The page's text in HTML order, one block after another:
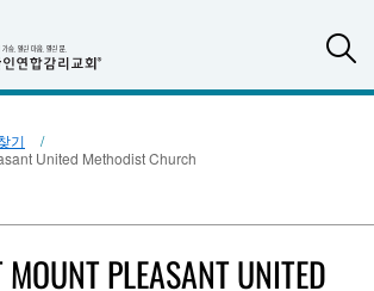
기
United Methodist Church
MOUNT PLEASANT UNITED